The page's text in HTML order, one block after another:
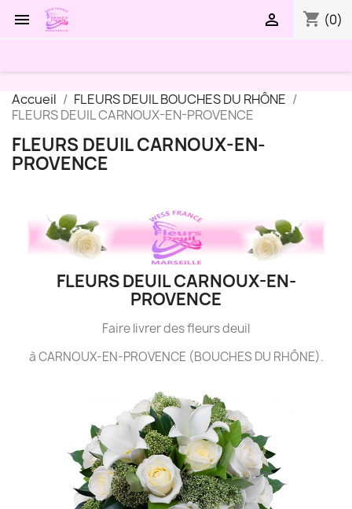
 shopping_cart (0)

Accueil
FLEURS DEUIL BOUCHES DU RHÔNE
FLEURS DEUIL CARNOUX-EN-PROVENCE
FLEURS DEUIL CARNOUX-EN-
PROVENCE
FLEURS DEUIL CARNOUX-EN-
PROVENCE
Faire livrer des fleurs deuil
à CARNOUX-EN-PROVENCE (BOUCHES DU RHÔNE).